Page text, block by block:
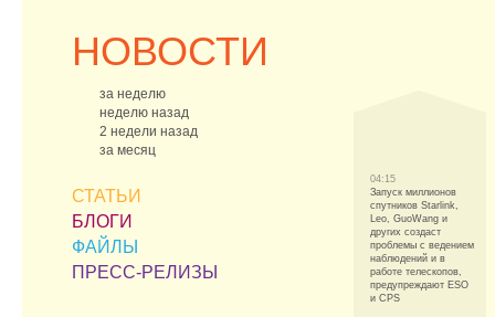
НОВОСТИ
за неделю
неделю назад
2 недели назад
за месяц
СТАТЬИ
БЛОГИ
ФАЙЛЫ
ПРЕСС-РЕЛИЗЫ
04:15
Запуск миллионов
спутников Starlink,
Leo, GuoWang и
других создаст
проблемы с ведением
наблюдений и в
работе телескопов,
предупреждают ESO
и CPS